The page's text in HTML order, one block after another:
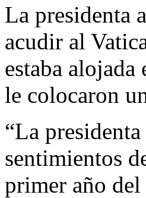
La presidenta
acudir al
estaba
le colocaron
“La
sentimientos
primer año